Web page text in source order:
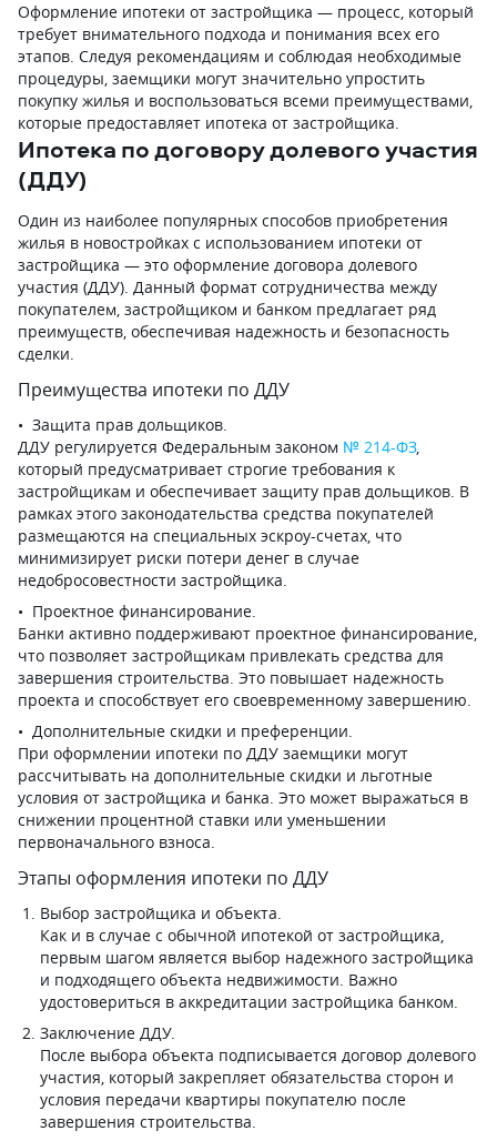
Оформление ипотеки от застройщика — процесс, который
требует внимательного подхода и понимания всех его
этапов. Следуя рекомендациям и соблюдая необходимые
процедуры, заемщики могут значительно упростить
покупку жилья и воспользоваться всеми преимуществами,
которые предоставляет ипотека от застройщика.
Ипотека по договору долевого участия
(ДДУ)
Один из наиболее популярных способов приобретения
жилья в новостройках с использованием ипотеки от
застройщика — это оформление договора долевого
участия (ДДУ). Данный формат сотрудничества между
покупателем, застройщиком и банком предлагает ряд
преимуществ, обеспечивая надежность и безопасность
сделки.
Преимущества ипотеки по ДДУ
Защита прав дольщиков.
ДДУ регулируется Федеральным законом № 214-ФЗ,
который предусматривает строгие требования к
застройщикам и обеспечивает защиту прав дольщиков. В
рамках этого законодательства средства покупателей
размещаются на специальных эскроу-счетах, что
минимизирует риски потери денег в случае
недобросовестности застройщика.
Проектное финансирование.
Банки активно поддерживают проектное финансирование,
что позволяет застройщикам привлекать средства для
завершения строительства. Это повышает надежность
проекта и способствует его своевременному завершению.
Дополнительные скидки и преференции.
При оформлении ипотеки по ДДУ заемщики могут
рассчитывать на дополнительные скидки и льготные
условия от застройщика и банка. Это может выражаться в
снижении процентной ставки или уменьшении
первоначального взноса.
Этапы оформления ипотеки по ДДУ
Выбор застройщика и объекта.
Как и в случае с обычной ипотекой от застройщика,
первым шагом является выбор надежного застройщика
и подходящего объекта недвижимости. Важно
удостовериться в аккредитации застройщика банком.
Заключение ДДУ.
После выбора объекта подписывается договор долевого
участия, который закрепляет обязательства сторон и
условия передачи квартиры покупателю после
завершения строительства.